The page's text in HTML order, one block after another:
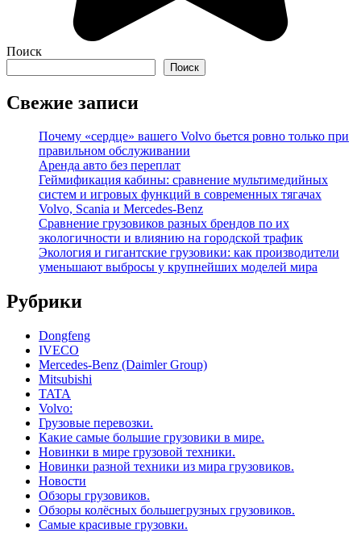
Поиск
Поиск
Свежие записи
Почему «сердце» вашего Volvo бьется ровно только при
правильном обслуживании
Аренда авто без переплат
Геймификация кабины: сравнение мультимедийных
систем и игровых функций в современных тягачах
Volvo, Scania и Mercedes-Benz
Сравнение грузовиков разных брендов по их
экологичности и влиянию на городской трафик
Экология и гигантские грузовики: как производители
уменьшают выбросы у крупнейших моделей мира
Рубрики
Dongfeng
IVECO
Mercedes-Benz (Daimler Group)
Mitsubishi
TATA
Volvo:
Грузовые перевозки.
Какие самые большие грузовики в мире.
Новинки в мире грузовой техники.
Новинки разной техники из мира грузовиков.
Новости
Обзоры грузовиков.
Обзоры колёсных большегрузных грузовиков.
Самые красивые грузовки.